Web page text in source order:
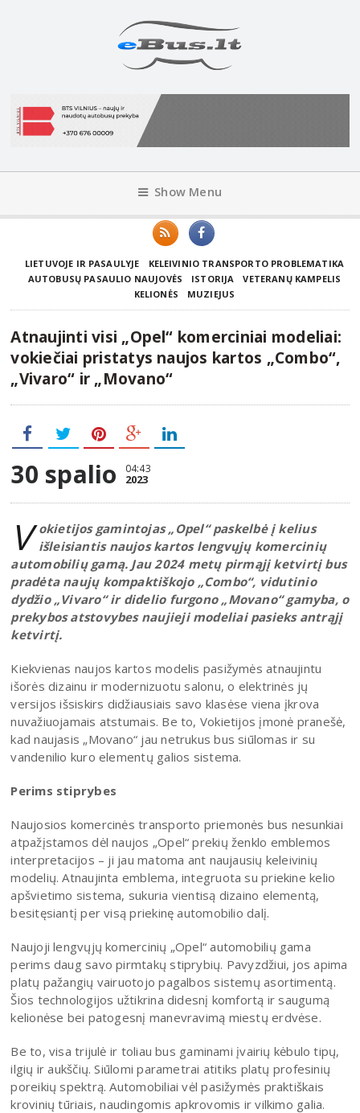
Show Menu
LIETUVOJE IR PASAULYJE
KELEIVINIO TRANSPORTO PROBLEMATIKA
AUTOBUSŲ PASAULIO NAUJOVĖS
ISTORIJA
VETERANŲ KAMPELIS
KELIONĖS
MUZIEJUS
Atnaujinti visi „Opel“ komerciniai modeliai:
vokiečiai pristatys naujos kartos „Combo“,
„Vivaro“ ir „Movano“
30 spalio 04:43
2023
V okietijos gamintojas „Opel“ paskelbė į kelius
išleisiantis naujos kartos lengvųjų komercinių
automobilių gamą. Jau 2024 metų pirmąjį ketvirtį bus
pradėta naujų kompaktiškojo „Combo“, vidutinio
dydžio „Vivaro“ ir didelio furgono „Movano“ gamyba, o
prekybos atstovybes naujieji modeliai pasieks antrąjį
ketvirtį.
Kiekvienas naujos kartos modelis pasižymės atnaujintu
išorės dizainu ir modernizuotu salonu, o elektrinės jų
versijos išsiskirs didžiausiais savo klasėse viena įkrova
nuvažiuojamais atstumais. Be to, Vokietijos įmonė pranešė,
kad naujasis „Movano“ jau netrukus bus siūlomas ir su
vandenilio kuro elementų galios sistema.
Perims stiprybes
Naujosios komercinės transporto priemonės bus nesunkiai
atpažįstamos dėl naujos „Opel“ prekių ženklo emblemos
interpretacijos – ji jau matoma ant naujausių keleivinių
modelių. Atnaujinta emblema, integruota su priekine kelio
apšvietimo sistema, sukuria vientisą dizaino elementą,
besitęsiantį per visą priekinę automobilio dalį.
Naujoji lengvųjų komercinių „Opel“ automobilių gama
perims daug savo pirmtakų stiprybių. Pavyzdžiui, jos apima
platų pažangių vairuotojo pagalbos sistemų asortimentą.
Šios technologijos užtikrina didesnį komfortą ir saugumą
kelionėse bei patogesnį manevravimą miestų erdvėse.
Be to, visa trijulė ir toliau bus gaminami įvairių kėbulo tipų,
ilgių ir aukščių. Siūlomi parametrai atitiks platų profesinių
poreikių spektrą. Automobiliai vėl pasižymės praktiškais
krovinių tūriais, naudingomis apkrovomis ir vilkimo galia.